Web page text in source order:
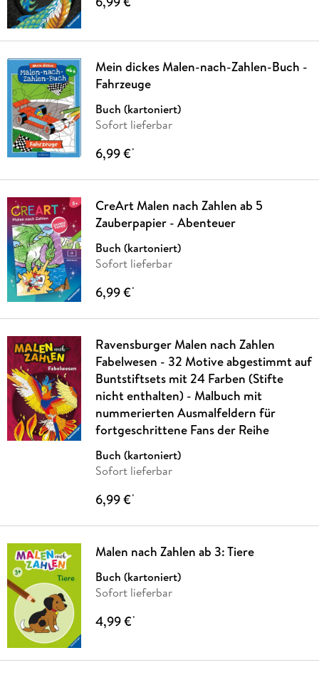
Mein dickes Malen-nach-Zahlen-Buch -
Fahrzeuge
Buch (kartoniert)
Sofort lieferbar
6,99 €*
CreArt Malen nach Zahlen ab 5
Zauberpapier - Abenteuer
Buch (kartoniert)
Sofort lieferbar
6,99 €*
Ravensburger Malen nach Zahlen
Fabelwesen - 32 Motive abgestimmt auf
Buntstiftsets mit 24 Farben (Stifte
nicht enthalten) - Malbuch mit
nummerierten Ausmalfeldern für
fortgeschrittene Fans der Reihe
Buch (kartoniert)
Sofort lieferbar
6,99 €*
Malen nach Zahlen ab 3: Tiere
Buch (kartoniert)
Sofort lieferbar
4,99 €*